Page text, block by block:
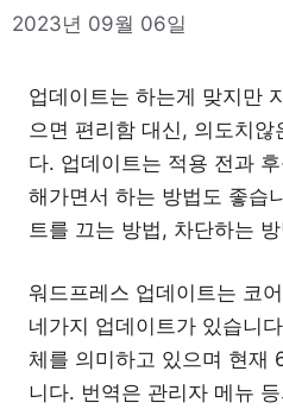
2023년 09월 06일
업데이트는 하는게 맞지만
으면 편리함 대신, 의도치
다. 업데이트는 적용 전과
해가면서 하는 방법도 좋습
트를 끄는 방법, 차단하는
워드프레스 업데이트는 코
네가지 업데이트가 있습니
체를 의미하고 있으며 현재
니다. 번역은 관리자 메뉴